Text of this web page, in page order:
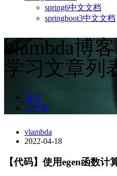
spring6中文文档
springboot3中文文档
vlambda博客
学习文章列
首页
云计算
vlambda
2022-04-18
【代码】使用egen函数计